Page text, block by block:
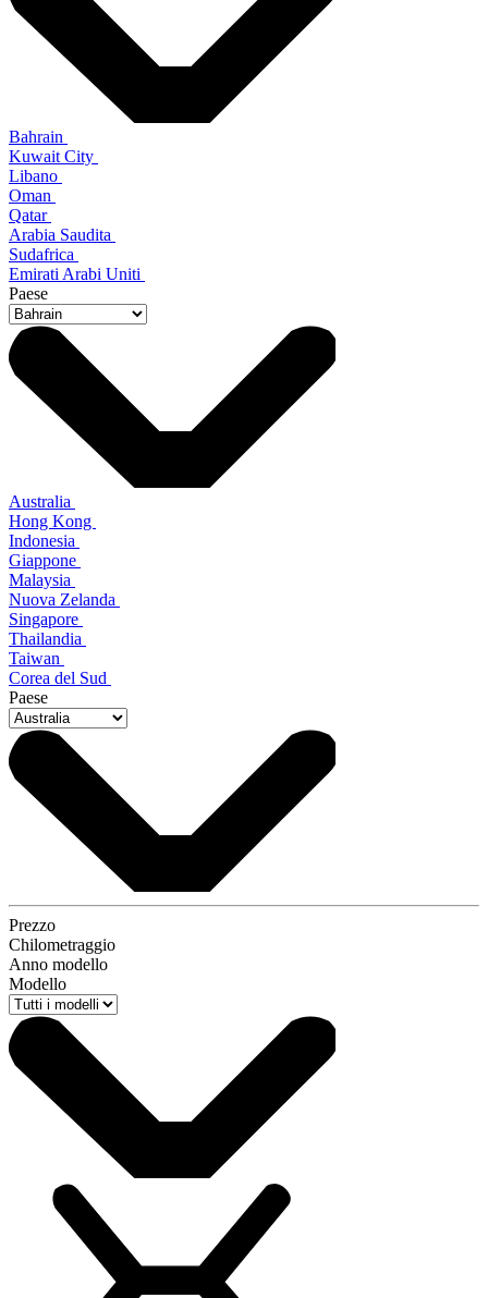
Bahrain
Kuwait City
Libano
Oman
Qatar
Arabia Saudita
Sudafrica
Emirati Arabi Uniti
Paese
Australia
Hong Kong
Indonesia
Giappone
Malaysia
Nuova Zelanda
Singapore
Thailandia
Taiwan
Corea del Sud
Paese
Prezzo
Chilometraggio
Anno modello
Modello